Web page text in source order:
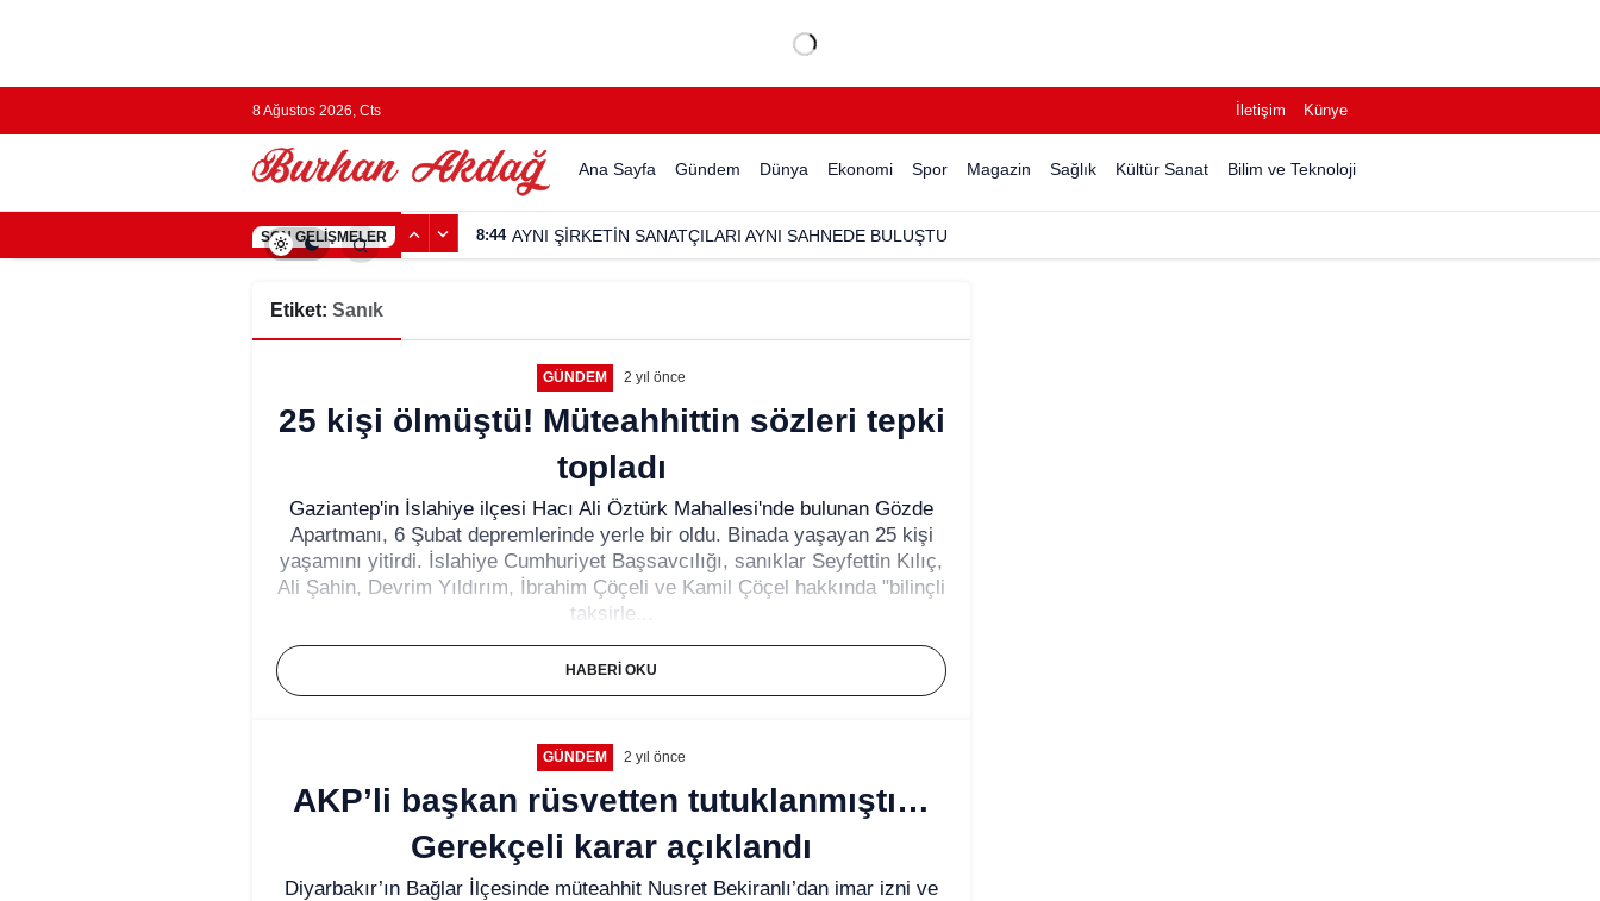
8 Ağustos 2026, Cts İletişim Künye
Ana Sayfa Gündem Dünya Ekonomi Spor Magazin Sağlık Kültür Sanat Bilim ve Teknoloji
SON GELIŞMELER 8:44 AYNI ŞİRKETİN SANATÇILARI AYNI SAHNEDE BULUŞTU
Etiket: Sanık
GÜNDEM 2 yıl önce
25 kişi ölmüştü! Müteahhittin sözleri tepki
topladı
Gaziantep'in İslahiye ilçesi Hacı Ali Öztürk Mahallesi'nde bulunan Gözde
Apartmanı, 6 Şubat depremlerinde yerle bir oldu. Binada yaşayan 25 kişi
yaşamını yitirdi. İslahiye Cumhuriyet Başsavcılığı, sanıklar Seyfettin Kılıç,
Ali Şahin, Devrim Yıldırım, İbrahim Çöçeli ve Kamil Çöçel hakkında "bilinçli
taksirle...
HABERI OKU
GÜNDEM 2 yıl önce
AKP’li başkan rüsvetten tutuklanmıştı…
Gerekçeli karar açıklandı
Diyarbakır’ın Bağlar İlçesinde müteahhit Nusret Bekiranlı’dan imar izni ve